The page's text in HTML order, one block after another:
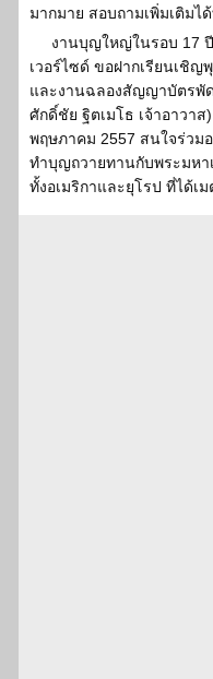
มากมาย สอบถามเพิ่มเติมไ
งานบุญใหญ่ในรอบ 17
เวอร์ไซด์ ขอฝากเรียนเชิ
และงานฉลองสัญญาบัตรพั
ศักดิ์ชัย ฐิตเมโธ เจ้าอาวา
พฤษภาคม 2557 สนใจร่วม
ทำบุญถวายทานกับพระมหา
ทั้งอเมริกาและยุโรป ที่ได้เ